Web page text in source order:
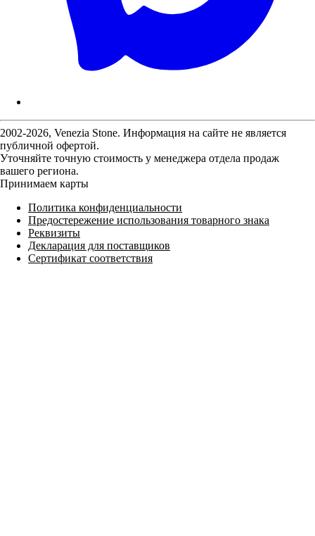
2002-2026, Venezia Stone. Информация на сайте не является
публичной офертой.
Уточняйте точную стоимость у менеджера отдела продаж
вашего региона.
Принимаем карты
Политика конфиденциальности
Предостережение использования товарного знака
Реквизиты
Декларация для поставщиков
Сертификат соответствия